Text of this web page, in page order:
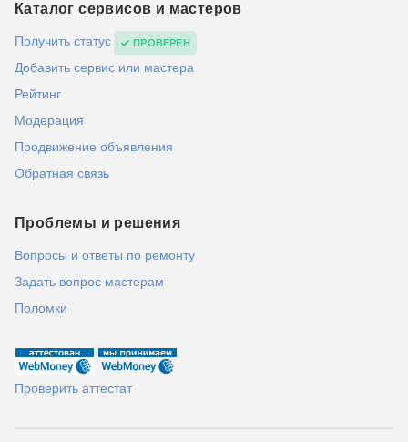
Каталог сервисов и мастеров
Получить статус ПРОВЕРЕН
Добавить сервис или мастера
Рейтинг
Модерация
Продвижение объявления
Обратная связь
Проблемы и решения
Вопросы и ответы по ремонту
Задать вопрос мастерам
Поломки
Проверить аттестат